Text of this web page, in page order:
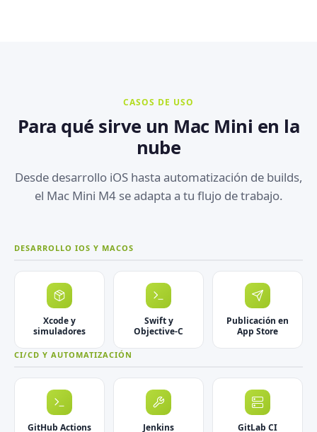
CASOS DE USO
Para qué sirve un Mac Mini en la
nube
Desde desarrollo iOS hasta automatización de builds,
el Mac Mini M4 se adapta a tu flujo de trabajo.
DESARROLLO IOS Y MACOS
Xcode y
simuladores
Swift y
Objective-C
Publicación en
App Store
CI/CD Y AUTOMATIZACIÓN
GitHub Actions Jenkins GitLab CI